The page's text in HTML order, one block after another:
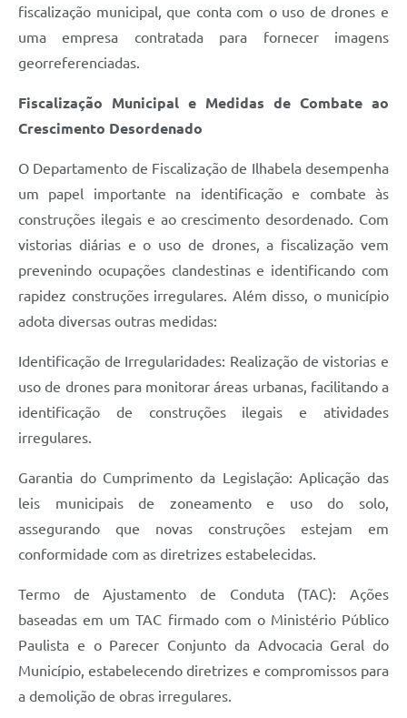
fiscalização municipal, que conta com o uso de drones e
uma empresa contratada para fornecer imagens
georreferenciadas.
Fiscalização Municipal e Medidas de Combate ao
Crescimento Desordenado
O Departamento de Fiscalização de Ilhabela desempenha
um papel importante na identificação e combate às
construções ilegais e ao crescimento desordenado. Com
vistorias diárias e o uso de drones, a fiscalização vem
prevenindo ocupações clandestinas e identificando com
rapidez construções irregulares. Além disso, o município
adota diversas outras medidas:
Identificação de Irregularidades: Realização de vistorias e
uso de drones para monitorar áreas urbanas, facilitando a
identificação de construções ilegais e atividades
irregulares.
Garantia do Cumprimento da Legislação: Aplicação das
leis municipais de zoneamento e uso do solo,
assegurando que novas construções estejam em
conformidade com as diretrizes estabelecidas.
Termo de Ajustamento de Conduta (TAC): Ações
baseadas em um TAC firmado com o Ministério Público
Paulista e o Parecer Conjunto da Advocacia Geral do
Município, estabelecendo diretrizes e compromissos para
a demolição de obras irregulares.